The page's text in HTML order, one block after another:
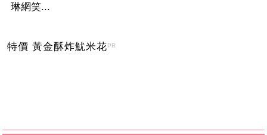
琳網笑...
特價 黃金酥炸魷米花PR